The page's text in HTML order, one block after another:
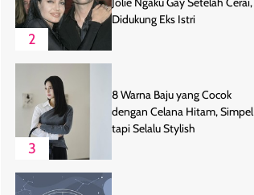
2
Didukung Eks Istri
3
8 Warna Baju yang Cocok
dengan Celana Hitam, Simpel
tapi Selalu Stylish